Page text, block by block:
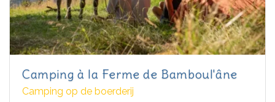
Camping à la Ferme de Bamboul'âne
Camping op de boerderij